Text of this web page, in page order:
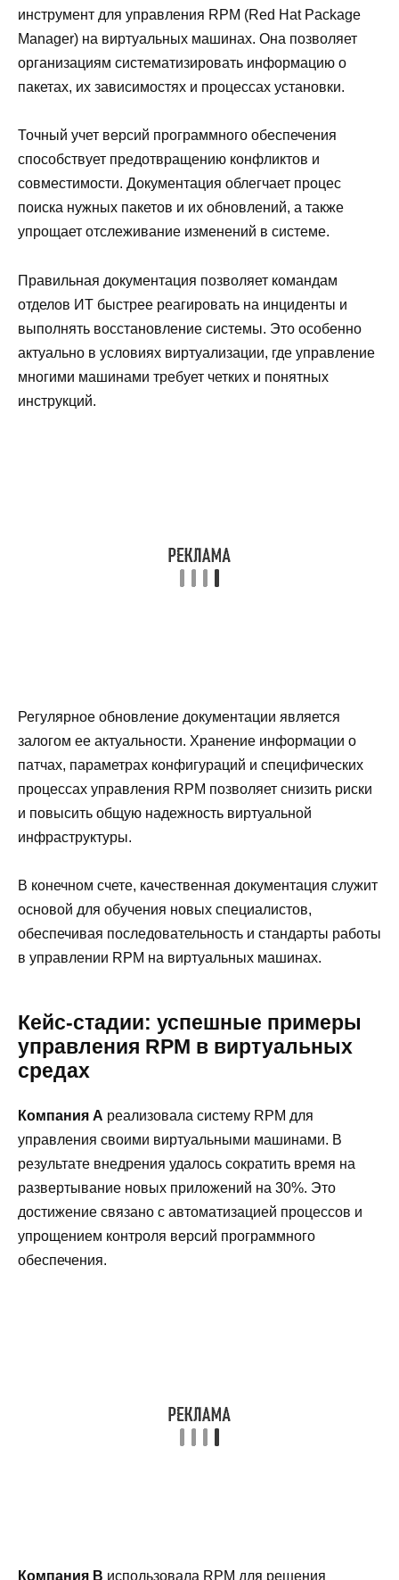
инструмент для управления RPM (Red Hat Package
Manager) на виртуальных машинах. Она позволяет
организациям систематизировать информацию о
пакетах, их зависимостях и процессах установки.
Точный учет версий программного обеспечения
способствует предотвращению конфликтов и
совместимости. Документация облегчает процес
поиска нужных пакетов и их обновлений, а также
упрощает отслеживание изменений в системе.
Правильная документация позволяет командам
отделов ИТ быстрее реагировать на инциденты и
выполнять восстановление системы. Это особенно
актуально в условиях виртуализации, где управление
многими машинами требует четких и понятных
инструкций.
Регулярное обновление документации является
залогом ее актуальности. Хранение информации о
патчах, параметрах конфигураций и специфических
процессах управления RPM позволяет снизить риски
и повысить общую надежность виртуальной
инфраструктуры.
В конечном счете, качественная документация служит
основой для обучения новых специалистов,
обеспечивая последовательность и стандарты работы
в управлении RPM на виртуальных машинах.
Кейс-стадии: успешные примеры
управления RPM в виртуальных
средах
Компания A реализовала систему RPM для
управления своими виртуальными машинами. В
результате внедрения удалось сократить время на
развертывание новых приложений на 30%. Это
достижение связано с автоматизацией процессов и
упрощением контроля версий программного
обеспечения.
Компания B использовала RPM для решения